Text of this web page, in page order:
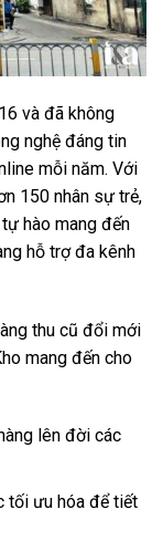
và đã không
nghệ đáng tin
mỗi năm. Với
150 nhân sự trẻ,
hào mang đến
hỗ trợ đa kênh
thu cũ đổi mới
mang đến cho
lên đời các
tối ưu hóa để tiết